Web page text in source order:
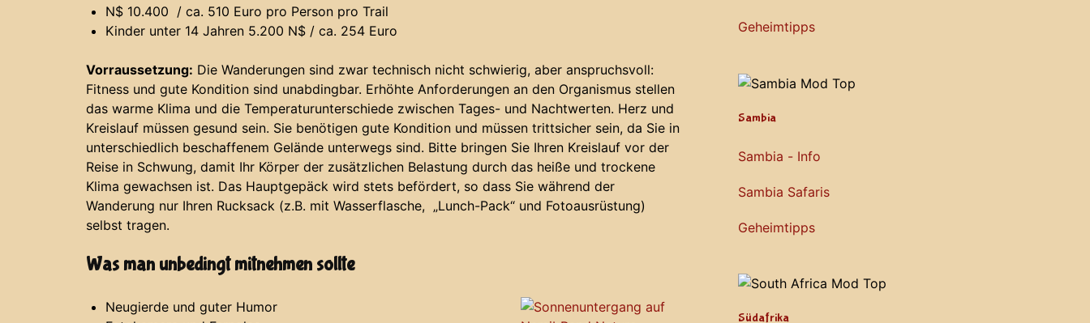
N$ 10.400 / ca. 510 Euro pro Person pro Trail
Kinder unter 14 Jahren 5.200 N$ / ca. 254 Euro
Vorraussetzung: Die Wanderungen sind zwar technisch nicht schwierig, aber anspruchsvoll:
Fitness und gute Kondition sind unabdingbar. Erhöhte Anforderungen an den Organismus stellen
das warme Klima und die Temperaturunterschiede zwischen Tages- und Nachtwerten. Herz und
Kreislauf müssen gesund sein. Sie benötigen gute Kondition und müssen trittsicher sein, da Sie in
unterschiedlich beschaffenem Gelände unterwegs sind. Bitte bringen Sie Ihren Kreislauf vor der
Reise in Schwung, damit Ihr Körper der zusätzlichen Belastung durch das heiße und trockene
Klima gewachsen ist. Das Hauptgepäck wird stets befördert, so dass Sie während der
Wanderung nur Ihren Rucksack (z.B. mit Wasserflasche, „Lunch-Pack“ und Fotoausrüstung)
selbst tragen.
Was man unbedingt mitnehmen sollte
Neugierde und guter Humor
Geheimtipps
Sambia
Sambia - Info
Sambia Safaris
Geheimtipps
Südafrika